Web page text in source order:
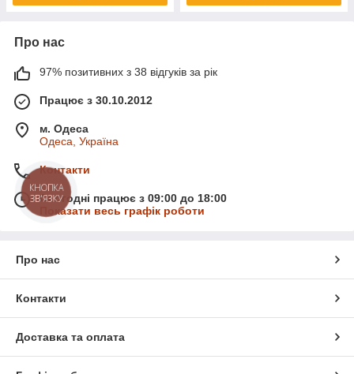
Про нас
97% позитивних з 38 відгуків за рік
Працює з 30.10.2012
м. Одеса
Одеса, Україна
Контакти
Сьогодні працює з 09:00 до 18:00
Показати весь графік роботи
Про нас
Контакти
Доставка та оплата
КНОПКА
ЗВ'ЯЗКУ